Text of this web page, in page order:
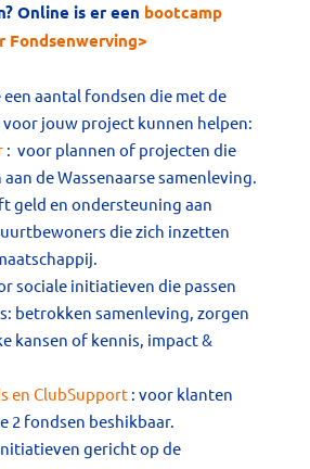
Online is er een bootcamp
Fondsenwerving>
aantal fondsen die met de
jouw project kunnen helpen:
: voor plannen of projecten die
de Wassenaarse samenleving.
geld en ondersteuning aan
die zich inzetten
sociale initiatieven die passen
betrokken samenleving, zorgen
kansen of kennis, impact &
en ClubSupport: voor klanten
2 fondsen beshikbaar.
gericht op de